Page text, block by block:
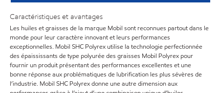
Caractéristiques et avantages
Les huiles et graisses de la marque Mobil sont reconnues partout dans le
monde pour leur caractère innovant et leurs performances
exceptionnelles. Mobil SHC Polyrex utilise la technologie perfectionnée
des épaississants de type polyurée des graisses Mobil Polyrex pour
fournir un produit présentant des performances excellentes et une
bonne réponse aux problématiques de lubrification les plus sévères de
l’industrie. Mobil SHC Polyrex donne une autre dimension aux